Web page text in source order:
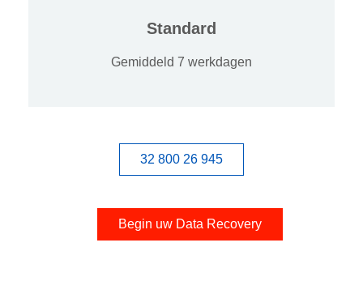
Standard
Gemiddeld 7 werkdagen
32 800 26 945
Begin uw Data Recovery